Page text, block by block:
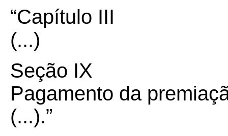
“Capítulo III
(...)
Seção IX
Pagamento da
(...).”